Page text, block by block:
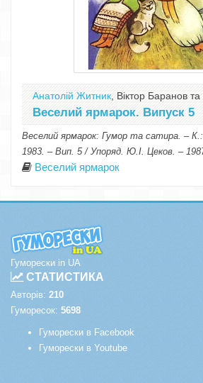
Анатолій Житник , Віктор Баранов та
Веселий ярмарок. Випуск 5
Веселий ярмарок: Гумор та сатира. –
1983. – Вип. 5 / Упоряд. Ю.І. Цеков. –
Веселий ярмарок
Гуморески in UA
СТАТИСТИКА
Авторів: 210
Гуморесок: 5698
Гуморески в Facebook
Гуморески в Youtube